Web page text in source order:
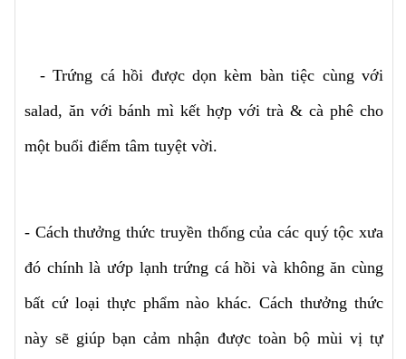
- Trứng cá hồi được dọn kèm bàn tiệc cùng với
salad, ăn với bánh mì kết hợp với trà & cà phê cho
một buổi điểm tâm tuyệt vời.
- Cách thưởng thức truyền thống của các quý tộc xưa
đó chính là ướp lạnh trứng cá hồi và không ăn cùng
bất cứ loại thực phẩm nào khác. Cách thưởng thức
này sẽ giúp bạn cảm nhận được toàn bộ mùi vị tự